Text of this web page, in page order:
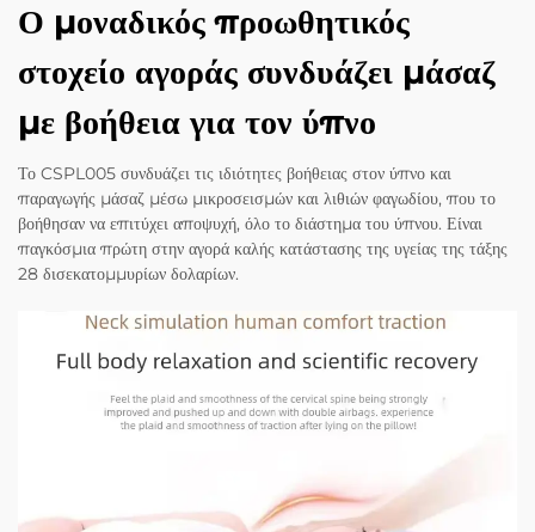
Ο μοναδικός προωθητικός
στοχείο αγοράς συνδυάζει μάσαζ
με βοήθεια για τον ύπνο
Το CSPL005 συνδυάζει τις ιδιότητες βοήθειας στον ύπνο και
παραγωγής μάσαζ μέσω μικροσεισμών και λιθιών φαγωδίου, που το
βοήθησαν να επιτύχει αποψυχή, όλο το διάστημα του ύπνου. Είναι
παγκόσμια πρώτη στην αγορά καλής κατάστασης της υγείας της τάξης
28 δισεκατομμυρίων δολαρίων.